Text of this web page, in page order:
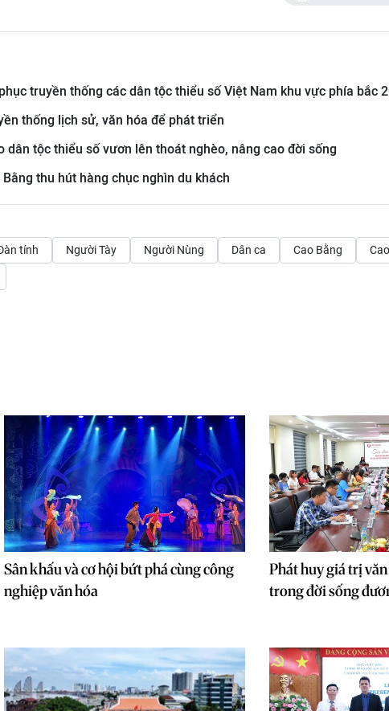
truyền thống các dân tộc thiểu số Việt Nam khu vực phía bắc
thống lịch sử, văn hóa để phát triển
dân tộc thiểu số vươn lên thoát nghèo, nâng cao đời sống
thu hút hàng chục nghìn du khách
tính Người Tày Người Nùng Dân ca Cao Bằng
Sân khấu và cơ hội bứt phá cùng công
nghiệp văn hóa
Phát huy giá trị
trong đời sống